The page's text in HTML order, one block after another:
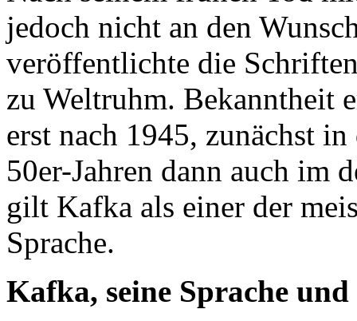
jedoch nicht an den
veröffentlichte die
zu Weltruhm. Bekanntheit
erst nach 1945, zunächst
50er-Jahren dann auch im
gilt Kafka als einer der
Sprache.
Kafka, seine Sprache